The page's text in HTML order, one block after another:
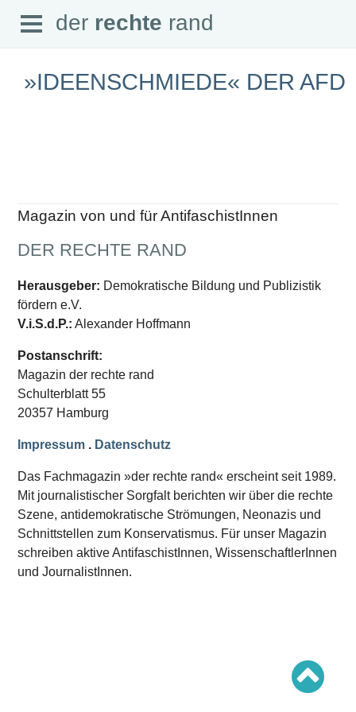
der rechte rand
Magazin
Abonnement
Datenschutz
SCHWERPUNKTE
Schwerpunkte Übersicht
Schwerpunkt AFD-Verbot
Schwerpunkt zur USA und Faschist Trump
Schwerpunkt »Identitäre Bewegung«
Schwerpunkt »Reichsbürger«
Ausgaben Übersicht
Ausgabe 221
Ausgabe 220
Ausgabe 219
Ausgabe 217
Ausgabe 216
Open
Menu
der rechte rand
»IDEENSCHMIEDE« DER AFD
Magazin von und für AntifaschistInnen
DER RECHTE RAND
Herausgeber: Demokratische Bildung und Publizistik
fördern e.V.
V.i.S.d.P.: Alexander Hoffmann
Postanschrift:
Magazin der rechte rand
Schulterblatt 55
20357 Hamburg
Impressum . Datenschutz
Das Fachmagazin »der rechte rand« erscheint seit 1989.
Mit journalistischer Sorgfalt berichten wir über die rechte
Szene, antidemokratische Strömungen, Neonazis und
Schnittstellen zum Konservatismus. Für unser Magazin
schreiben aktive AntifaschistInnen, WissenschaftlerInnen
und JournalistInnen.